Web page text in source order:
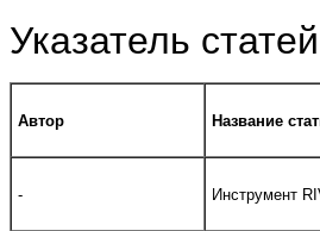
Указатель
Автор Название
- Инструмент